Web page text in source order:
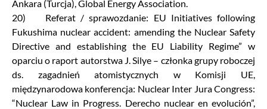
Ankara (Turcja), Global Energy Association.
20) Referat / sprawozdanie: EU Initiatives following
Fukushima nuclear accident: amending the Nuclear Safety
Directive and establishing the EU Liability Regime” w
oparciu o raport autorstwa J. Silye – członka grupy roboczej
ds. zagadnień atomistycznych w Komisji UE,
międzynarodowa konferencja: Nuclear Inter Jura Congress:
“Nuclear Law in Progress. Derecho nuclear en evolución”,